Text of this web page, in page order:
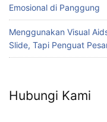
Emosional di Panggung
Menggunakan Visual
Slide, Tapi Penguat
Hubungi Kami